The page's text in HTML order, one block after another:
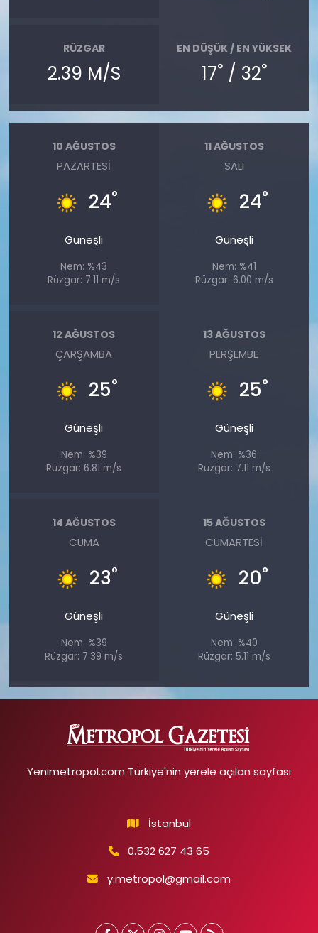
RÜZGAR
2.39 M/S
EN DÜŞÜK / EN YÜKSEK
17°/ 32°
10 AĞUSTOS
PAZARTESI
24°
Güneşli
Nem: %43
Rüzgar: 7.11 m/s
11 AĞUSTOS
SALI
24°
Güneşli
Nem: %41
Rüzgar: 6.00 m/s
12 AĞUSTOS
ÇARŞAMBA
25°
Güneşli
Nem: %39
Rüzgar: 6.81 m/s
13 AĞUSTOS
PERŞEMBE
25°
Güneşli
Nem: %36
Rüzgar: 7.11 m/s
14 AĞUSTOS
CUMA
23°
Güneşli
Nem: %39
Rüzgar: 7.39 m/s
15 AĞUSTOS
CUMARTESI
20°
Güneşli
Nem: %40
Rüzgar: 5.11 m/s
Yenimetropol.com Türkiye'nin yerele açılan sayfası
İstanbul
0.532 627 43 65
y.metropol@gmail.com